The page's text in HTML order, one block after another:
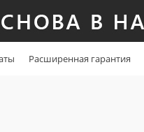
Расширенная гарантия